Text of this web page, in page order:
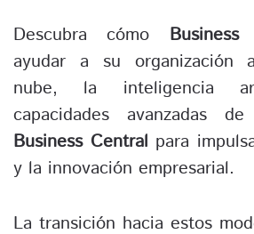
Descubra cómo
ayudar a su organización
nube, la inteligencia
capacidades avanzadas de
Business Central para
y la innovación empresarial.
La transición hacia estos